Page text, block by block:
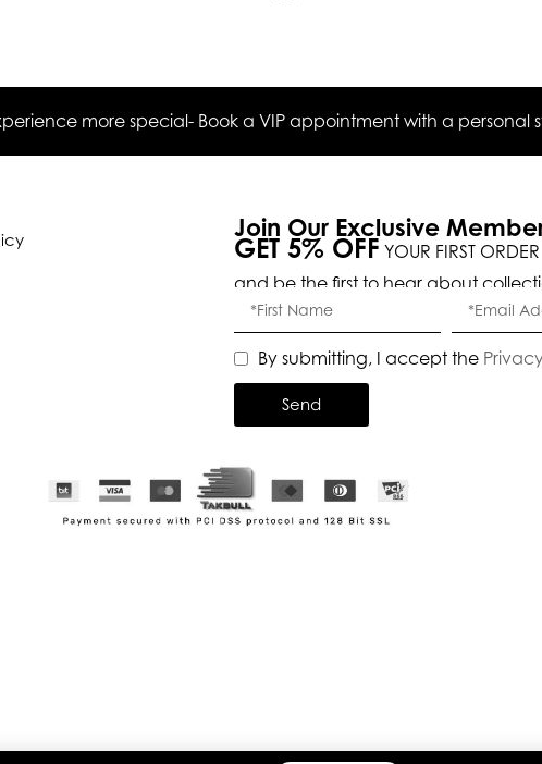
more special- Book a VIP appointment with a personal
Join Our Exclusive
GET 5% OFF YOUR FIRST ORDER
and be the first to hear about
By submitting, I accept the
Send